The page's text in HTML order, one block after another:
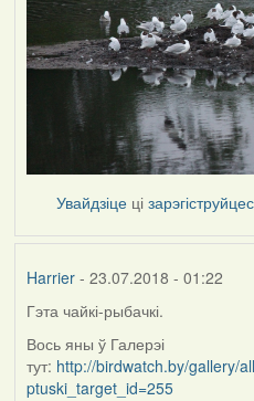
Увайдзіце ці
Harrier- 23.07.2018 - 01:22
In
reply
to
by
Гэта чайкі-рыбачкі.
Вось яны ў Галерэі
тут: http://birdwatch.by/gallery/
ptuski_target_id=255